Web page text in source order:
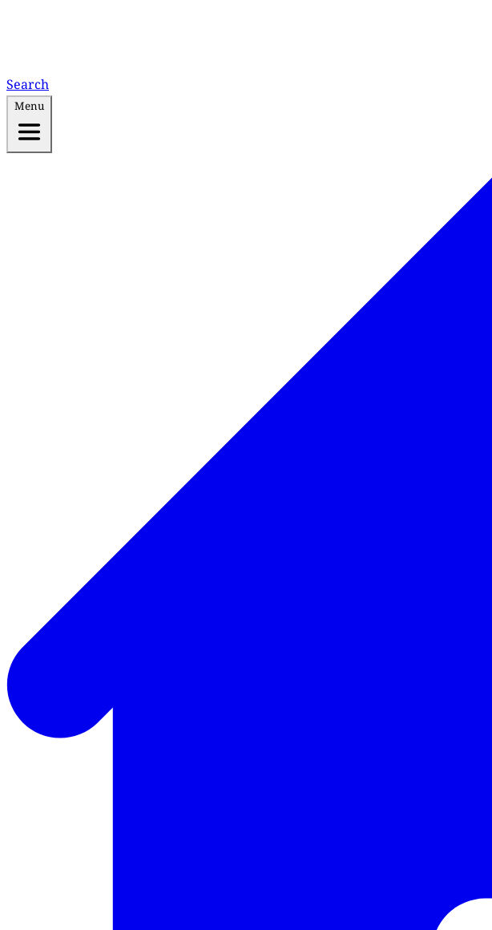
Search
Menu